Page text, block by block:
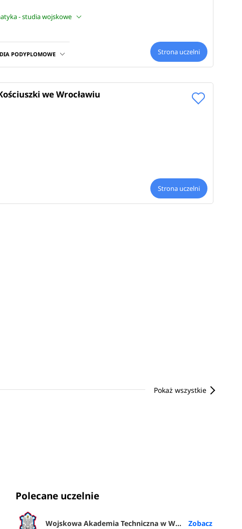
- studia wojskowe
PODYPLOMOWE Strona uczelni
we Wrocławiu
Strona uczelni
Pokaż wszystkie
Polecane uczelnie
Wojskowa Akademia Techniczna w Warszawie